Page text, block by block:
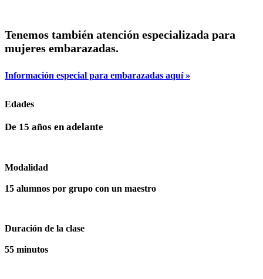
Tenemos también atención especializada para
mujeres embarazadas.
Información especial para embarazadas aquí »
Edades
De 15 años en adelante
Modalidad
15 alumnos por grupo con un maestro
Duración de la clase
55 minutos